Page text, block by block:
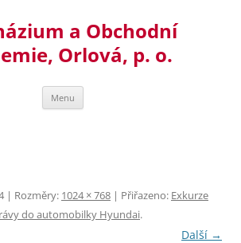
a Obchodní
Orlová, p. o.
Menu
| Rozměry: 1024 × 768 | Přiřazeno: Exkurze
do automobilky Hyundai.
Další →